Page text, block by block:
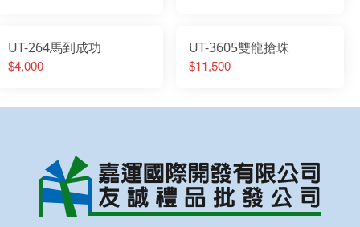
UT-264馬到成功
$4,000
UT-3605雙龍搶珠
$11,500